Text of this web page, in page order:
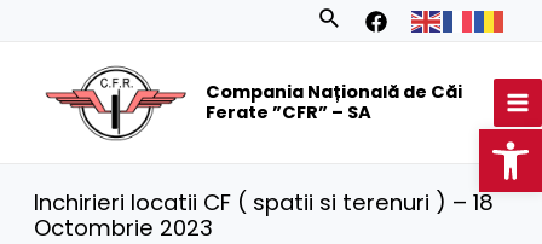
Search
Compania Națională de Căi
Ferate ”CFR” – SA
Inchirieri locatii CF ( spatii si terenuri ) – 18
Octombrie 2023